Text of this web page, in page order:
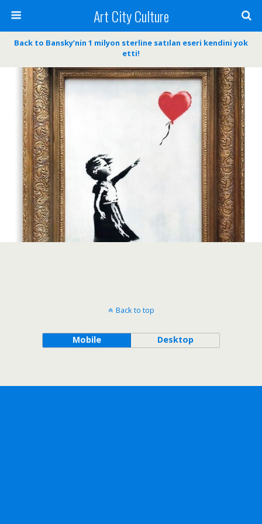
Art City Culture
Back to Bansky’nin 1 milyon sterline satılan eseri kendini yok
etti!
Back to top
Mobile Desktop